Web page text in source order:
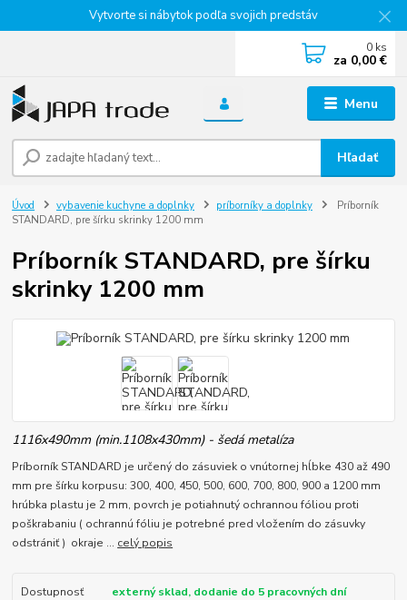
Vytvorte si nábytok podľa svojich predstáv
Menu
Hľadať
0 ks
za 0,00 €
Úvod vybavenie kuchyne a doplnky príborníky a doplnky
Príborník
STANDARD, pre šírku skrinky 1200 mm
Príborník STANDARD, pre šírku
skrinky 1200 mm
1116x490mm (min.1108x430mm) - šedá metalíza
Príborník STANDARD je určený do zásuviek o vnútornej hĺbke 430 až 490
mm pre šírku korpusu: 300, 400, 450, 500, 600, 700, 800, 900 a 1200 mm
hrúbka plastu je 2 mm, povrch je potiahnutý ochrannou fóliou proti
poškrabaniu ( ochrannú fóliu je potrebné pred vložením do zásuvky
odstrániť ) okraje ... celý popis
Dostupnosť
externý sklad, dodanie do 5 pracovných dní